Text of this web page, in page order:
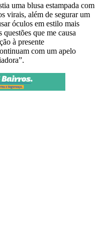
uma blusa estampada com
virais, além de segurar um
óculos em estilo mais
que me causa
à presente
com um apelo